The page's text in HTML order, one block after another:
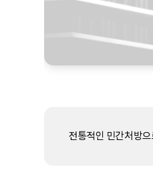
전통적인 민간처방